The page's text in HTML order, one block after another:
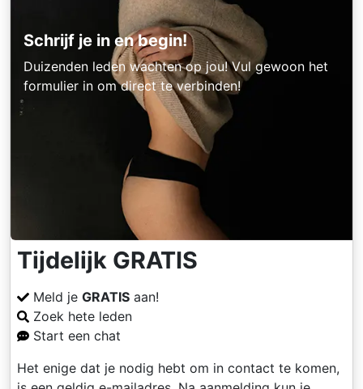
Schrijf je in en begin!
Duizenden leden wachten op jou! Vul gewoon het
formulier in om direct te verbinden!
Tijdelijk GRATIS
Meld je GRATIS aan!
Zoek hete leden
Start een chat
Het enige dat je nodig hebt om in contact te komen,